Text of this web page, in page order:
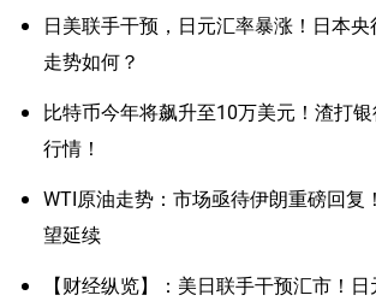
日美联手干预，日元汇率暴涨！日本
走势如何？
比特币今年将飙升至10万美元！渣打
行情！
WTI原油走势：市场亟待伊朗重磅回复
望延续
【财经纵览】：美日联手干预汇市！